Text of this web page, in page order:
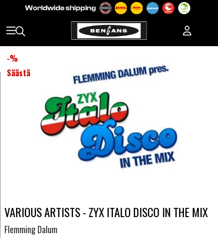
-%
Säästä
VARIOUS ARTISTS - ZYX ITALO DISCO IN THE MIX
Flemming Dalum